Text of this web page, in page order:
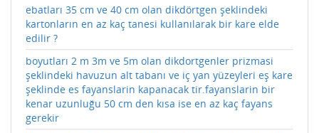
ebatları 35 cm ve 40 cm olan dikdörtgen şeklindeki
kartonların en az kaç tanesi kullanılarak bir kare elde
edilir ?
boyutları 2 m 3m ve 5m olan dikdortgenler prizmasi
şeklindeki havuzun alt tabanı ve iç yan yüzeyleri eş kare
şeklinde es fayanslarin kapanacak tir.fayanslarin bir
kenar uzunluğu 50 cm den kısa ise en az kaç fayans
gerekir